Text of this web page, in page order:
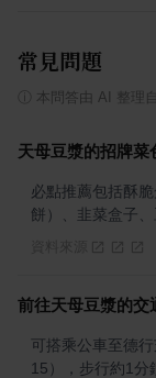
常見問題
本問答由 AI 整理
天母豆漿的招牌菜
必點推薦包括酥
餅）、韭菜盒子
前往天母豆漿的交
可搭乘公車至德
15），步行約1分